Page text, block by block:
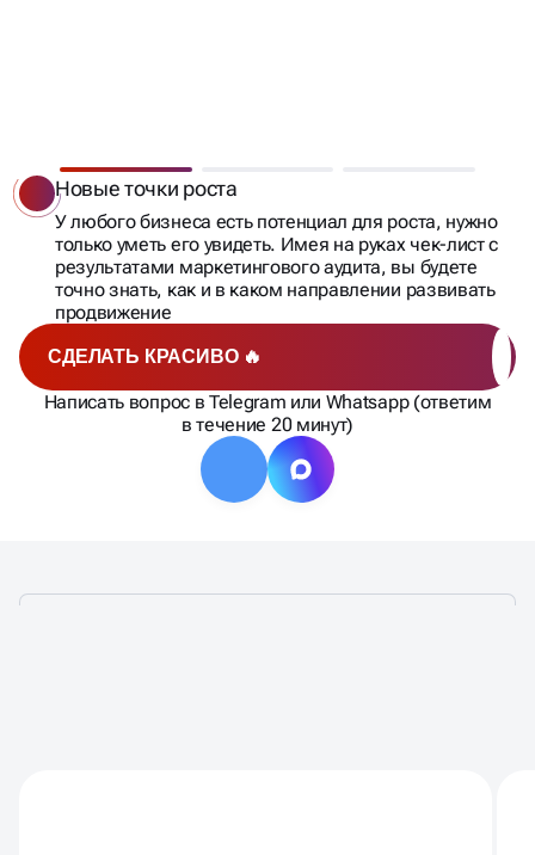
АУДИТБИЗНЕСУ
СДЕЛАТЬ КРАСИВО 🔥
Написать вопрос в Telegram или Whatsapp (ответим
в течение 20 минут)
Новые точки роста
У любого бизнеса есть потенциал для роста, нужно
только уметь его увидеть. Имея на руках чек-лист с
результатами маркетингового аудита, вы будете
точно знать, как и в каком направлении развивать
продвижение